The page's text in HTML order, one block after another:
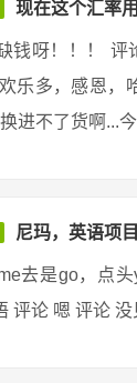
现在这个汇率
钱呀！！！ 评
乐多，感恩，
进不了货啊...
尼玛，英语项
去是go，点
评论 嗯 评论